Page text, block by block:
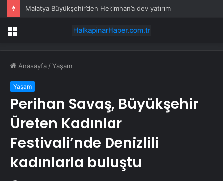
Malatya Büyükşehir’den Hekimhan’a dev yatırım
Menü
Anasayfa /Yaşam
Yaşam
Perihan Savaş, Büyükşehir
Üreten Kadınlar
Festivali’nde Denizlili
kadınlarla buluştu